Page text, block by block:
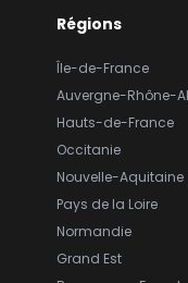
Régions
Île-de-France
Auvergne-Rhône-
Hauts-de-France
Occitanie
Nouvelle-Aquitaine
Pays de la Loire
Normandie
Grand Est